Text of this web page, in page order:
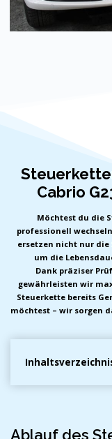
Cabrio
Möchtest du die
professionell
ersetzen nicht nur
um die
Dank präziser
gewährleisten wir
Steuerkette bereits
möchtest – wir sorgen
Ablauf des